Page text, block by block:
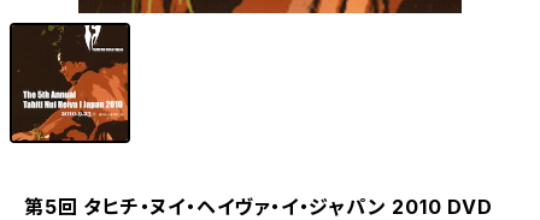
第5回 タヒチ・ヌイ・ヘイヴァ・イ・ジャパン 2010 DVD